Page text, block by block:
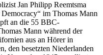
Jan Philipp Reemtsma
im Thomas Mann
an die 55 BBC-
Mann während der
aus an Hörer in
den besetzten Niederlanden